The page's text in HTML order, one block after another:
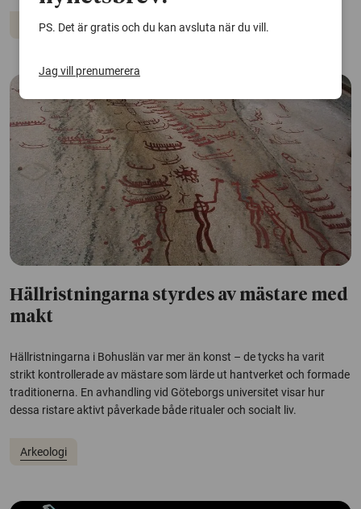
Arkeologi
Hällristningarna styrdes av mästare med
makt
Hällristningarna i Bohuslän var mer än konst – de tycks ha varit
strikt kontrollerade av mästare som lärde ut hantverket och formade
traditionerna. En avhandling vid Göteborgs universitet visar hur
dessa ristare aktivt påverkade både ritualer och socialt liv.
Arkeologi
PS. Det är gratis och du kan avsluta när du vill.
Jag vill prenumerera